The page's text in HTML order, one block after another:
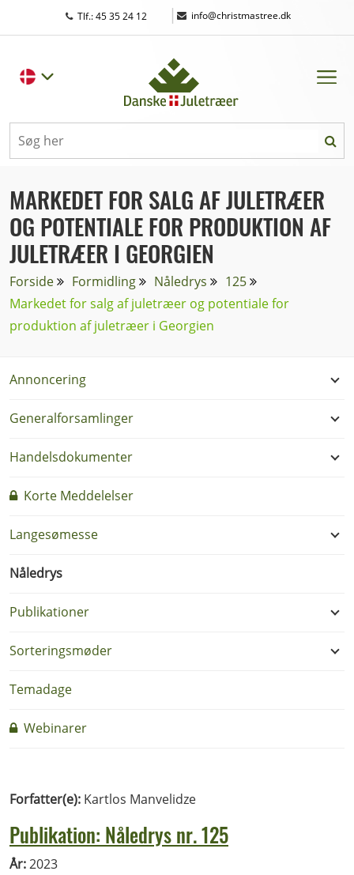
Tlf.: 45 35 24 12 | info@christmastree.dk
MARKEDET FOR SALG AF JULETRÆER
OG POTENTIALE FOR PRODUKTION AF
JULETRÆER I GEORGIEN
Forside Formidling Nåledrys
125
Markedet for salg af juletræer og potentiale for
produktion af juletræer i Georgien
Annoncering
Generalforsamlinger
Handelsdokumenter
Korte Meddelelser
Langesømesse
Nåledrys
Publikationer
Sorteringsmøder
Temadage
Webinarer
Forfatter(e): Kartlos Manvelidze
Publikation: Nåledrys nr. 125
År:2023